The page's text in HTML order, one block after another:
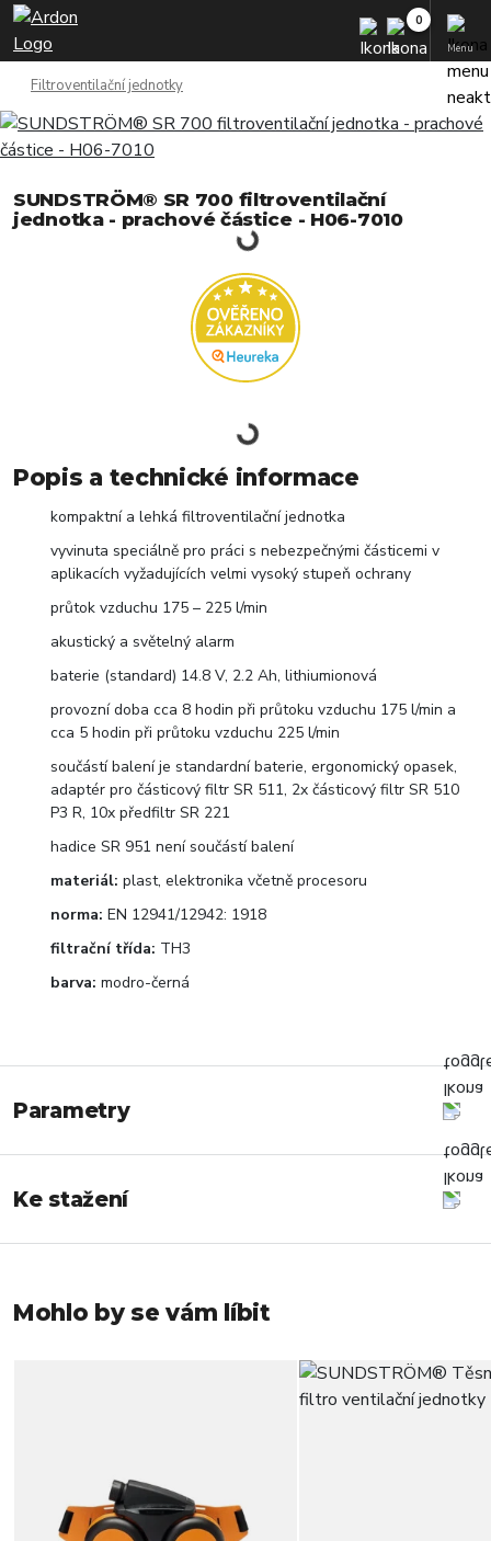
Menu
Filtroventilační jednotky
SUNDSTRÖM® SR 700 filtroventilační
jednotka - prachové částice - H06-7010
Popis a technické informace
kompaktní a lehká filtroventilační jednotka
vyvinuta speciálně pro práci s nebezpečnými částicemi v
aplikacích vyžadujících velmi vysoký stupeň ochrany
průtok vzduchu 175 – 225 l/min
akustický a světelný alarm
baterie (standard) 14.8 V, 2.2 Ah, lithiumionová
provozní doba cca 8 hodin při průtoku vzduchu 175 l/min a
cca 5 hodin při průtoku vzduchu 225 l/min
součástí balení je standardní baterie, ergonomický opasek,
adaptér pro částicový filtr SR 511, 2x částicový filtr SR 510
P3 R, 10x předfiltr SR 221
hadice SR 951 není součástí balení
materiál: plast, elektronika včetně procesoru
norma: EN 12941/12942: 1918
filtrační třída: TH3
barva: modro-černá
Parametry
Ke stažení
Mohlo by se vám líbit